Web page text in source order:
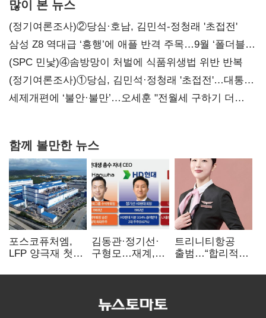
많이 본 뉴스
(정기여론조사)②당심·호남, 김민석-정청래 '초접전'
삼성 Z8 역대급 ‘흥행’에 애플 반격 주목…9월 ‘폴더블
대전’
(SPC 민낯)④솜방망이 처벌에 식품위생법 위반 반복
(정기여론조사)①당심, 김민석·정청래 '초접전'…대통령
지지도 '50% 아래로'(종합)
세제개편에 ‘불안·불만’…오세훈 "전월세 구하기 더
함께 볼만한 뉴스
포스코퓨처엠,
LFP 양극재 첫
ESS 시장 공략
김동관·정기선·
구형모…재계,
전성시대
트리니티항공
출범…“합리적
서비스로 승부”